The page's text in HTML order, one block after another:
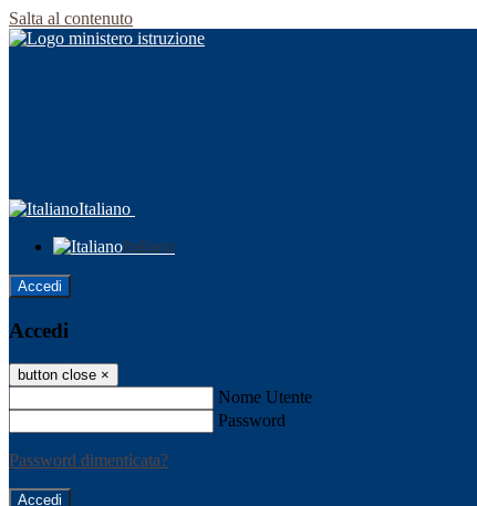
Salta al contenuto
Italiano
Italiano
Accedi
Accedi
button close ×
Nome Utente
Password
Password dimenticata?